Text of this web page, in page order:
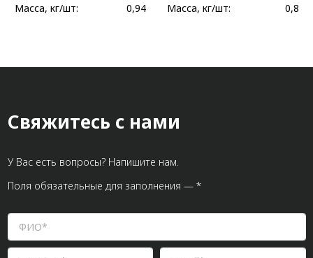
Масса, кг/шт: 0,94 Масса, кг/шт: 0,8
Свяжитесь с нами
У Вас есть вопросы? Напишите нам.
Поля обязательные для заполнения — *